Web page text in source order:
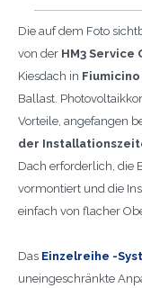
Die auf dem Foto
von der HM3 Service
Kiesdach in Fiumicino
Ballast.
Vorteile, angefangen
der
Dach erforderlich, die
vormontiert und die
einfach von flacher
Das Einzelreihe -
uneingeschränkte